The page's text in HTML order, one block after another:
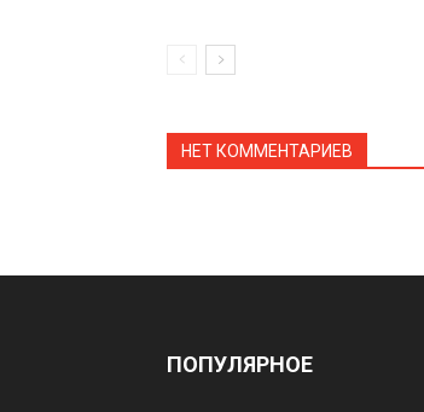
НЕТ КОММЕНТАРИЕВ
ПОПУЛЯРНОЕ